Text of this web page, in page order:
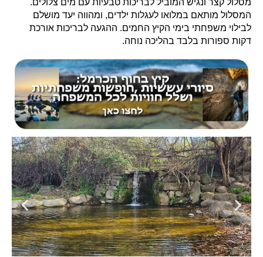
מסלול קצר ונגיש המוביל לבריכות טבעיות עם מים צלולים.
המסלול מותאם במלואו לעגלות ילדים, ומהווה יעד מושלם
לבילוי משפחתי בימי הקיץ החמים. ההגעה לבריכות אורכת
דקות ספורות בלבד בהליכה נוחה.